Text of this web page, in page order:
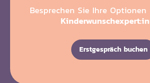
Besprechen Sie Ihre
Erstgespräch buchen